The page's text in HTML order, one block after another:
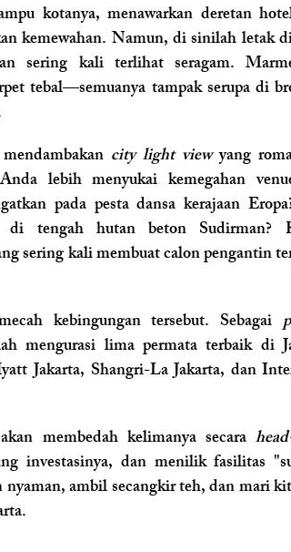
kotanya, menawarkan deretan
kemewahan. Namun, di sinilah letak
tebal—semuanya tampak serupa di
city light view yang
pada pesta dansa kerajaan
di tengah hutan beton Sudirman?
sering kali membuat calon pengantin
kebingungan tersebut. Sebagai
mengurasi lima permata terbaik di
Jakarta, Shangri-La Jakarta, dan
membedah kelimanya secara
investasinya, dan menilik fasilitas
ambil secangkir teh, dan mari